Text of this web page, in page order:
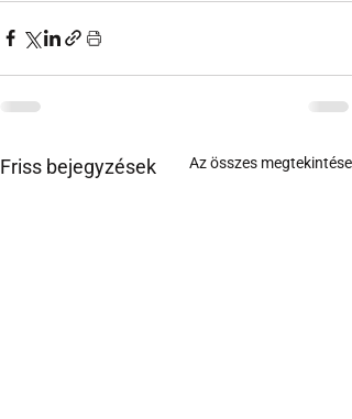
Friss bejegyzések Az összes megtekintése